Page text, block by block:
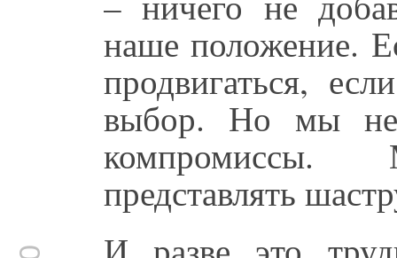
наше положение.
продвигаться,
выбор. Но мы
представлять